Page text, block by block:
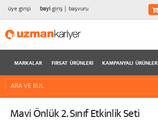
üye girişi bayigiriş başvuru
MARKALAR FIRSAT ÜRÜNLERI KAMPANYALI ÜRÜNLER
Mavi Önlük 2. Sınıf Etkinlik Seti